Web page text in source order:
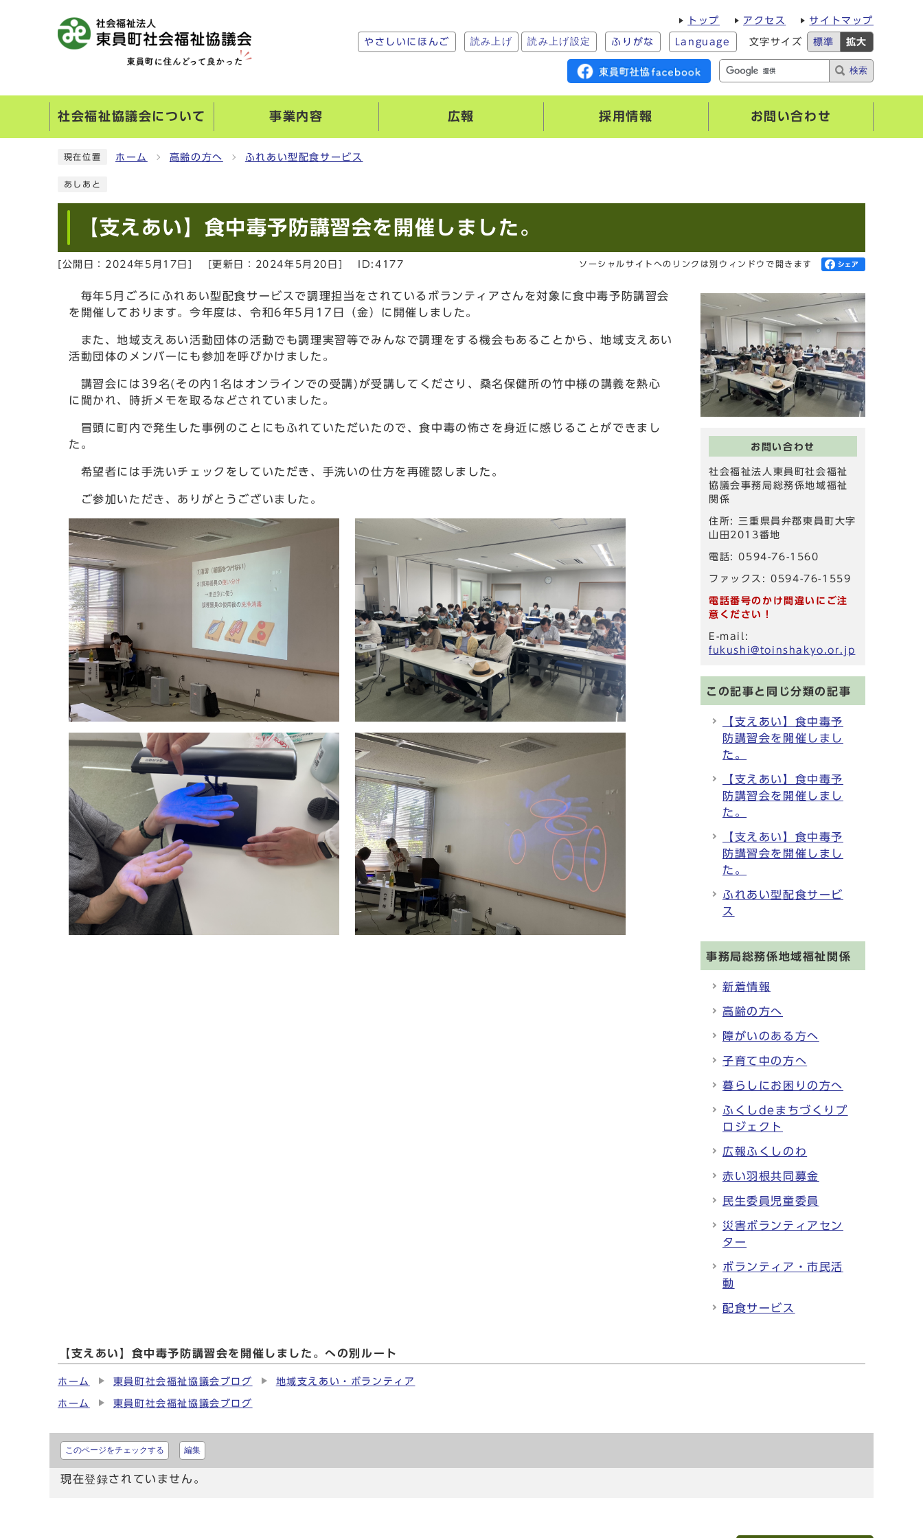
トップ アクセス サイトマップ
やさしいにほんご 読み上げ 読み上げ設定 ふりがな Language 文字サイズ 標準 拡大
検索
社会福祉協議会について 事業内容 広報 採用情報 お問い合わせ
現在位置 ホーム 高齢の方へ ふれあい型配食サービス
あしあと
【支えあい】食中毒予防講習会を開催しました。
[公開日： 2024年5月17日 [更新日： 2024年5月20日 ID:4177 ソーシャルサイトへのリンクは別ウィンドウで開きます
毎年5月ごろにふれあい型配食サービスで調理担当をされているボランティアさんを対象に食中毒予防講習会
を開催しております。今年度は、令和6年5月17日（金）に開催しました。
また、地域支えあい活動団体の活動でも調理実習等でみんなで調理をする機会もあることから、地域支えあい
活動団体のメンバーにも参加を呼びかけました。
講習会には39名(その内1名はオンラインでの受講)が受講してくださり、桑名保健所の竹中様の講義を熱心
に聞かれ、時折メモを取るなどされていました。
冒頭に町内で発生した事例のことにもふれていただいたので、食中毒の怖さを身近に感じることができまし
た。
希望者には手洗いチェックをしていただき、手洗いの仕方を再確認しました。
ご参加いただき、ありがとうございました。
お問い合わせ
社会福祉法人東員町社会福祉
協議会事務局総務係地域福祉
関係
住所: 三重県員弁郡東員町大字
山田2013番地
電話: 0594-76-1560
ファックス: 0594-76-1559
電話番号のかけ間違いにご注
意ください！
E-mail:
fukushi@toinshakyo.or.jp
この記事と同じ分類の記事
【支えあい】食中毒予
防講習会を開催しまし
た。
【支えあい】食中毒予
防講習会を開催しまし
た。
【支えあい】食中毒予
防講習会を開催しまし
た。
ふれあい型配食サービ
ス
事務局総務係地域福祉関係
新着情報
高齢の方へ
障がいのある方へ
子育て中の方へ
暮らしにお困りの方へ
ふくしdeまちづくりプ
ロジェクト
広報ふくしのわ
赤い羽根共同募金
民生委員児童委員
災害ボランティアセン
ター
ボランティア・市民活
動
配食サービス
【支えあい】食中毒予防講習会を開催しました。への別ルート
ホーム 東員町社会福祉協議会ブログ 地域支えあい・ボランティア
ホーム 東員町社会福祉協議会ブログ
このページをチェックする 編集
現在登録されていません。